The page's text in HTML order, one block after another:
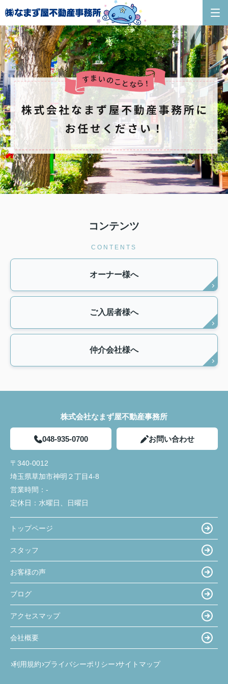
コンテンツ
CONTENTS
オーナー様へ
ご入居者様へ
仲介会社様へ
株式会社なまず屋不動産事務所
048-935-0700 お問い合わせ
〒340-0012
埼玉県草加市神明２丁目4-8
営業時間： -
定休日： 水曜日、日曜日
トップページ
スタッフ
お客様の声
ブログ
アクセスマップ
会社概要
利用規約 プライバシーポリシー サイトマップ